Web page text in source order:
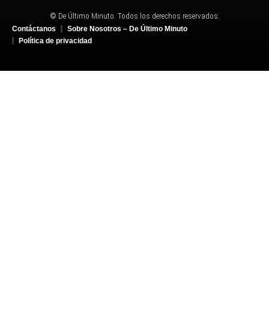
© De Último Minuto. Todos los derechos reservados.
Contáctanos
Sobre Nosotros – De Último Minuto
Política de privacidad